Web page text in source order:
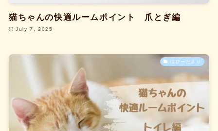
猫ちゃんの快適ルームポイント 爪とぎ編
July 7, 2025
はぴーだより